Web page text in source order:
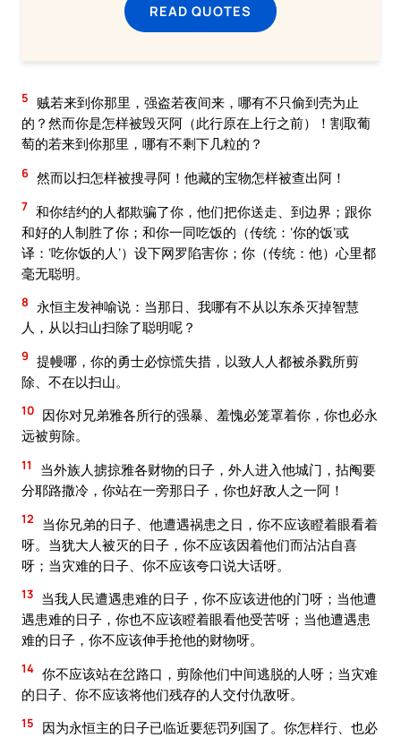
READ QUOTES
5
贼若来到你那里，强盗若夜间来，哪有不只偷到壳为止
的？然而你是怎样被毁灭阿（此行原在上行之前）！割取葡
萄的若来到你那里，哪有不剩下几粒的？
6 然而以扫怎样被搜寻阿！他藏的宝物怎样被查出阿！
7 和你结约的人都欺骗了你，他们把你送走、到边界；跟你
和好的人制胜了你；和你一同吃饭的（传统：‘你的饭’或
译：‘吃你饭的人’）设下网罗陷害你；你（传统：他）心里都
毫无聪明。
8
永恒主发神喻说：当那日、我哪有不从以东杀灭掉智慧
人，从以扫山扫除了聪明呢？
9 提幔哪，你的勇士必惊慌失措，以致人人都被杀戮所剪
除、不在以扫山。
10 因你对兄弟雅各所行的强暴、羞愧必笼罩着你，你也必永
远被剪除。
11
当外族人掳掠雅各财物的日子，外人进入他城门，拈阄要
分耶路撒冷，你站在一旁那日子，你也好敌人之一阿！
12
当你兄弟的日子、他遭遇祸患之日，你不应该瞪着眼看着
呀。当犹大人被灭的日子，你不应该因着他们而沾沾自喜
呀；当灾难的日子、你不应该夸口说大话呀。
13 当我人民遭遇患难的日子，你不应该进他的门呀；当他遭
遇患难的日子，你也不应该瞪着眼看他受苦呀；当他遭遇患
难的日子，你不应该伸手抢他的财物呀。
14 你不应该站在岔路口，剪除他们中间逃脱的人呀；当灾难
的日子、你不应该将他们残存的人交付仇敌呀。
15
因为永恒主的日子已临近要惩罚列国了。你怎样行、也必